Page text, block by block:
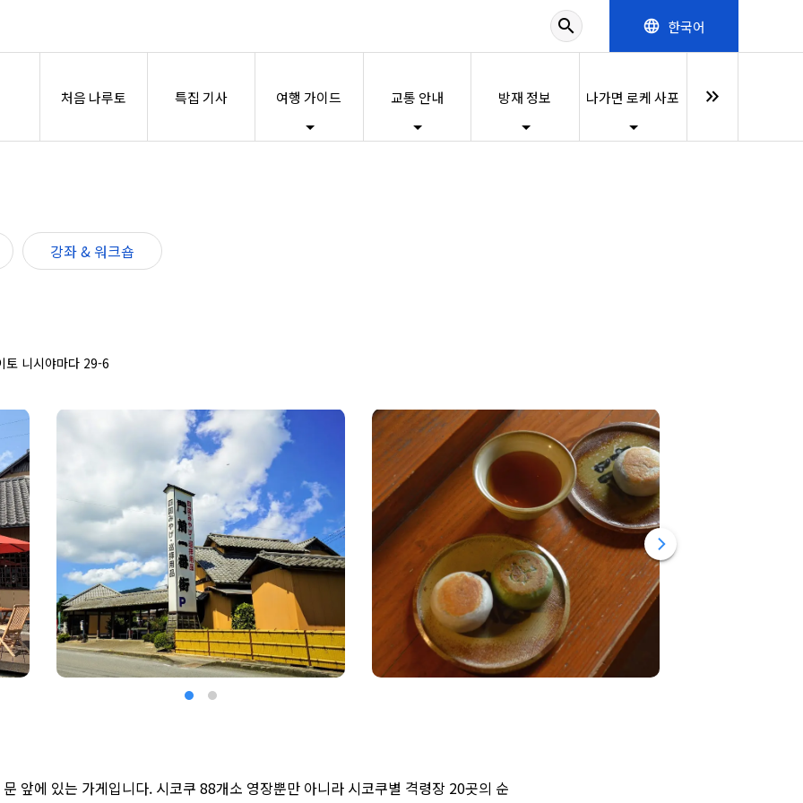
search language 한국어
처음 나루토 특집 기사 여행 가이드 교통 안내 방재 정보 나가면 로케 사포 keyboard_double_arrow_right
강좌 & 워크숍
니시야마다 29-6
앞에 있는 가게입니다. 시코쿠 88개소 영장뿐만 아니라 시코쿠별 격령장 20곳의 순